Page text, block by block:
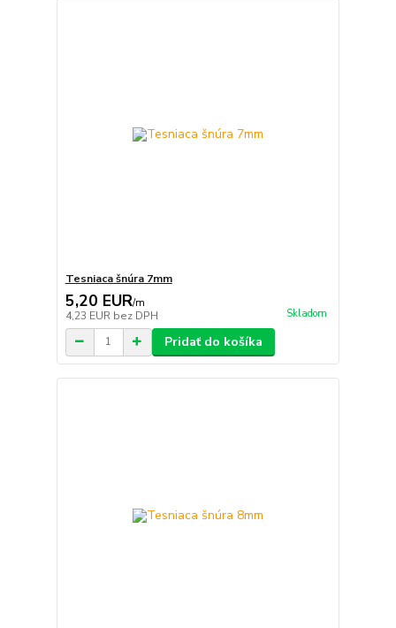
Tesniaca šnúra 7mm
5,20 EUR/m
4,23 EUR bez DPH Skladom
Pridať do košíka